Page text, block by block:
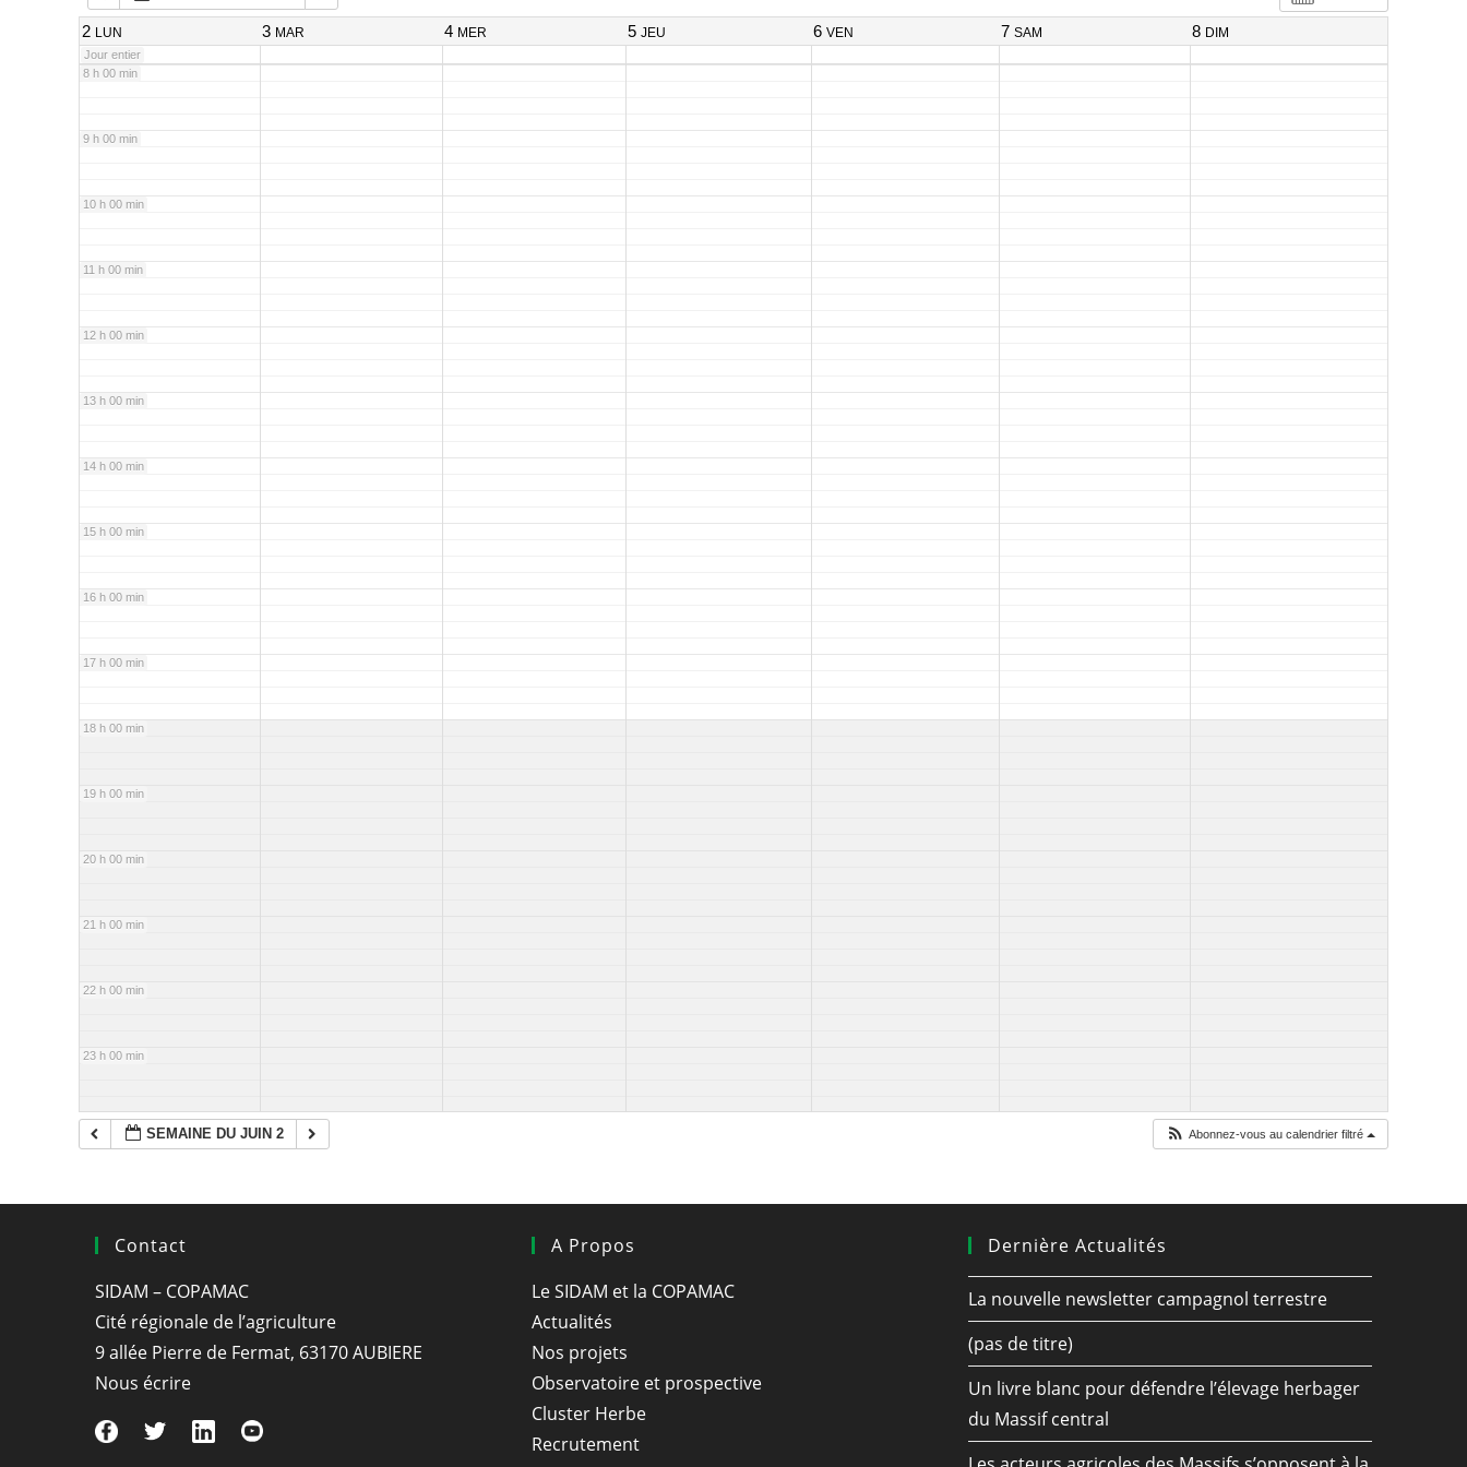
2 LUN 3 MAR 4 MER 5 JEU 6 VEN 7 SAM 8 DIM
Jour entier
7 h 00 min
8 h 00 min
9 h 00 min
10 h 00 min
11 h 00 min
12 h 00 min
13 h 00 min
14 h 00 min
15 h 00 min
16 h 00 min
17 h 00 min
18 h 00 min
19 h 00 min
20 h 00 min
21 h 00 min
22 h 00 min
23 h 00 min
SEMAINE DU JUIN 2 Abonnez-vous au calendrier filtré
Contact
SIDAM – COPAMAC
Cité régionale de l’agriculture
9 allée Pierre de Fermat, 63170 AUBIERE
Nous écrire
A Propos
Le SIDAM et la COPAMAC
Actualités
Nos projets
Observatoire et prospective
Cluster Herbe
Recrutement
Dernière Actualités
La nouvelle newsletter campagnol terrestre
(pas de titre)
Un livre blanc pour défendre l’élevage herbager
du Massif central